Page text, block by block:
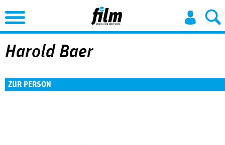
Jump to Navigation
Harold Baer
ZUR PERSON